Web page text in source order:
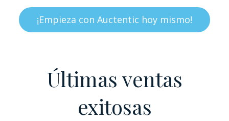
¡Empieza con Auctentic hoy mismo!
Últimas ventas
exitosas